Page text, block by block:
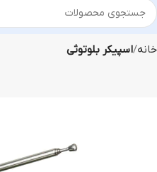
خانه اسپیکر بلوتوثی